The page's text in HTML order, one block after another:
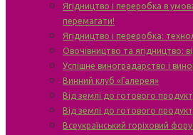
Ягідництво і переробка в
перемагати!
Ягідництво і переробка:
Овочівництво та ягідництво:
Успішне виноградарство і
Винний клуб «Галерея»
Від землі до готового
Від землі до готового
Всеукраїнський горіховий